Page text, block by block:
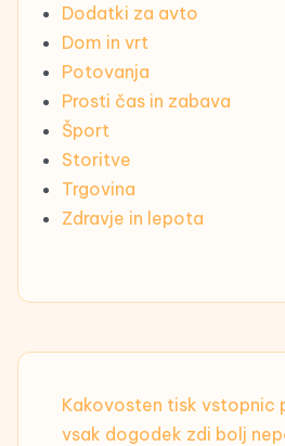
Dodatki za avto
Dom in vrt
Potovanja
Prosti čas in zabava
Šport
Storitve
Trgovina
Zdravje in lepota
Kakovosten tisk vstopnic
vsak dogodek zdi bolj